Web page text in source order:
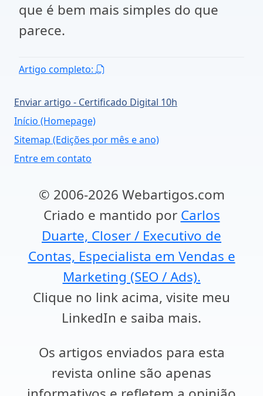
que é bem mais simples do que
parece.
Artigo completo:
Enviar artigo - Certificado Digital 10h
Início (Homepage)
Sitemap (Edições por mês e ano)
Entre em contato
© 2006-2026 Webartigos.com
Criado e mantido por Carlos
Duarte, Closer / Executivo de
Contas, Especialista em Vendas e
Marketing (SEO / Ads).
Clique no link acima, visite meu
LinkedIn e saiba mais.
Os artigos enviados para esta
revista online são apenas